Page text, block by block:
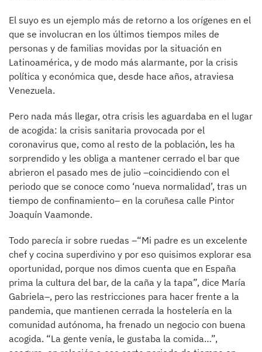
El suyo es un ejemplo más de retorno a los orígenes en el
que se involucran en los últimos tiempos miles de
personas y de familias movidas por la situación en
Latinoamérica, y de modo más alarmante, por la crisis
política y económica que, desde hace años, atraviesa
Venezuela.
Pero nada más llegar, otra crisis les aguardaba en el lugar
de acogida: la crisis sanitaria provocada por el
coronavirus que, como al resto de la población, les ha
sorprendido y les obliga a mantener cerrado el bar que
abrieron el pasado mes de julio –coincidiendo con el
periodo que se conoce como ‘nueva normalidad’, tras un
tiempo de confinamiento– en la coruñesa calle Pintor
Joaquín Vaamonde.
Todo parecía ir sobre ruedas –“Mi padre es un excelente
chef y cocina superdivino y por eso quisimos explorar esa
oportunidad, porque nos dimos cuenta que en España
prima la cultura del bar, de la caña y la tapa”, dice María
Gabriela–, pero las restricciones para hacer frente a la
pandemia, que mantienen cerrada la hostelería en la
comunidad autónoma, ha frenado un negocio con buena
acogida. “La gente venía, le gustaba la comida…”,